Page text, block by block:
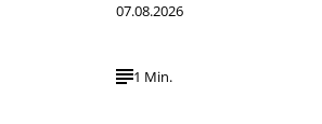
07.08.2026
1 Min.